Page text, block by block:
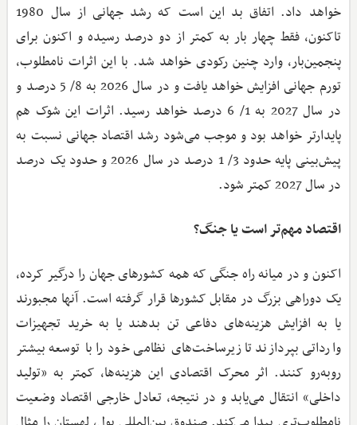
خواهد داد. اتفاق بد این است که رشد جهانی از سال 1980
تاکنون، فقط چهار بار به کمتر از دو درصد رسیده و اکنون برای
پنجمین‌بار، وارد چنین رکودی خواهد شد. با این اثرات نامطلوب،
تورم جهانی افزایش خواهد یافت و در سال 2026 به 8/ 5 درصد و
در سال 2027 به 1/ 6 درصد خواهد رسید. اثرات این شوک هم
پایدارتر خواهد بود و موجب می‌شود رشد اقتصاد جهانی نسبت به
پیش‌بینی پایه حدود 3/ 1 درصد در سال 2026 و حدود یک درصد
در سال 2027 کمتر شود.
اقتصاد مهم‌تر است یا جنگ؟
اکنون و در میانه راه جنگی که همه کشورهای جهان را درگیر کرده،
یک دوراهی بزرگ در مقابل کشورها قرار گرفته است. آنها مجبورند
یا به افزایش هزینه‌های دفاعی تن بدهند یا به خرید تجهیزات
وارداتی بپردازند تا زیرساخت‌های نظامی خود را با توسعه بیشتر
روبه‌رو کنند. اثر محرک اقتصادی این هزینه‌ها، کمتر به «تولید
داخلی» انتقال می‌یابد و در نتیجه، تعادل خارجی اقتصاد وضعیت